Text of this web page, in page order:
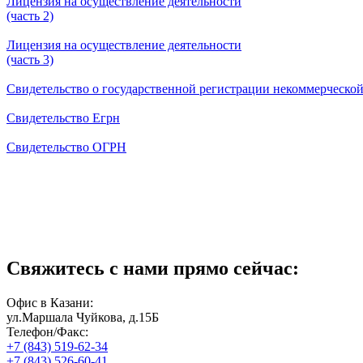
(часть 2)
Лицензия на осуществление деятельности
(часть 3)
Свидетельство о государственной регистрации
Свидетельство Егрн
Свидетельство ОГРН
Свяжитесь с нами прямо сейчас:
Офис в Казани:
ул.Маршала Чуйкова, д.15Б
Телефон/Факс:
+7 (843) 519-62-34